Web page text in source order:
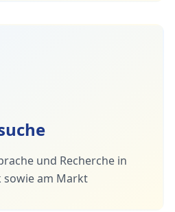
und Recherche in
sowie am Markt